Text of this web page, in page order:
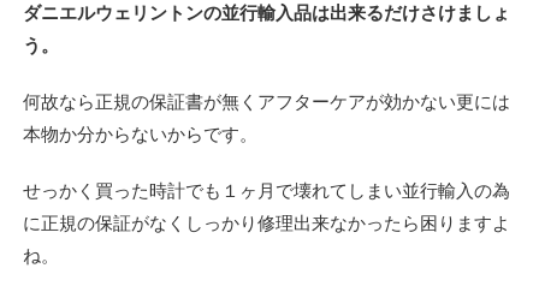
ダニエルウェリントンの並行輸入品は出来るだけさけましょ
う。
何故なら正規の保証書が無くアフターケアが効かない更には
本物か分からないからです。
せっかく買った時計でも１ヶ月で壊れてしまい並行輸入の為
に正規の保証がなくしっかり修理出来なかったら困りますよ
ね。